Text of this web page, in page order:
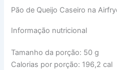
Pão de Queijo Caseiro na
Informação nutricional
Tamanho da porção: 50 g
Calorias por porção: 196,2 cal